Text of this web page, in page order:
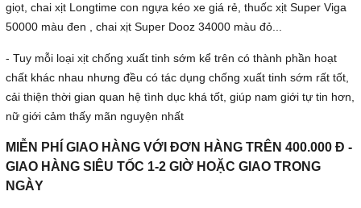
giọt, chai xịt Longtime con ngựa kéo xe giá rẻ, thuốc xịt Super Viga
50000 màu đen , chai xịt Super Dooz 34000 màu đỏ...
- Tuy mỗi loại xịt chống xuất tinh sớm kể trên có thành phần hoạt
chất khác nhau nhưng đều có tác dụng chống xuất tinh sớm rất tốt,
cải thiện thời gian quan hệ tình dục khá tốt, giúp nam giới tự tin hơn,
nữ giới cảm thấy mãn nguyện nhất
MIỄN PHÍ GIAO HÀNG VỚI ĐƠN HÀNG TRÊN 400.000 Đ -
GIAO HÀNG SIÊU TỐC 1-2 GIỜ HOẶC GIAO TRONG
NGÀY